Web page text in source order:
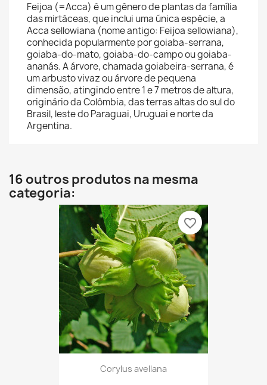
Feijoa (=Acca) é um gênero de plantas da família
das mirtáceas, que inclui uma única espécie, a
Acca sellowiana (nome antigo: Feijoa sellowiana),
conhecida popularmente por goiaba-serrana,
goiaba-do-mato, goiaba-do-campo ou goiaba-
ananás. A árvore, chamada goiabeira-serrana, é
um arbusto vivaz ou árvore de pequena
dimensão, atingindo entre 1 e 7 metros de altura,
originário da Colômbia, das terras altas do sul do
Brasil, leste do Paraguai, Uruguai e norte da
Argentina.
16 outros produtos na mesma
categoria:
Corylus avellana
favorite_border